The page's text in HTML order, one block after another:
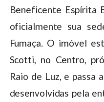
Beneficente Espírita
oficialmente sua
Fumaça. O imóvel
Scotti, no Centro,
Raio de Luz, e passa
desenvolvidas pela